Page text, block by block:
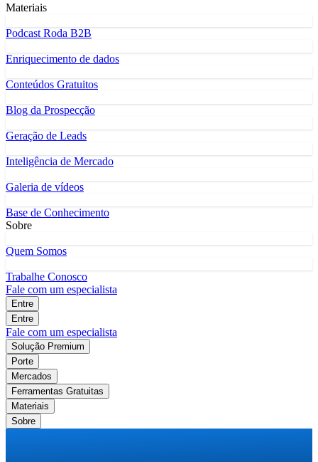
Materiais
Podcast Roda B2B
Enriquecimento de dados
Conteúdos Gratuitos
Blog da Prospecção
Geração de Leads
Inteligência de Mercado
Galeria de vídeos
Base de Conhecimento
Sobre
Quem Somos
Trabalhe Conosco
Fale com um especialista
Entre
Entre
Fale com um especialista
Solução Premium
Porte
Mercados
Ferramentas Gratuitas
Materiais
Sobre